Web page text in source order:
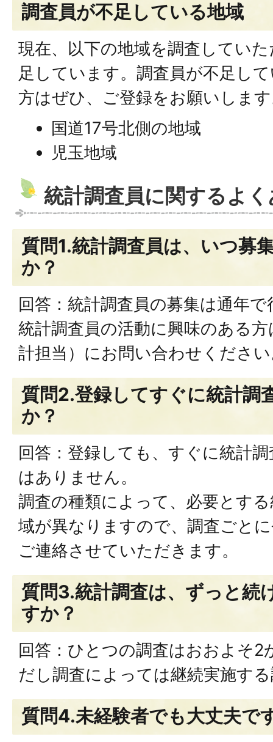
調査員が不足している地域
現在、以下の地域を調査してい
足しています。調査員が不足し
方はぜひ、ご登録をお願いしま
国道17号北側の地域
児玉地域
統計調査員に関するよ
質問1.統計調査員は、いつ募
か？
回答：統計調査員の募集は通年
統計調査員の活動に興味のある
計担当）にお問い合わせくださ
質問2.登録してすぐに統計調
か？
回答：登録しても、すぐに統計
はありません。
調査の種類によって、必要とす
域が異なりますので、調査ごと
ご連絡させていただきます。
質問3.統計調査は、ずっと続
すか？
回答：ひとつの調査はおおよそ2
だし調査によっては継続実施す
質問4.未経験者でも大丈夫で